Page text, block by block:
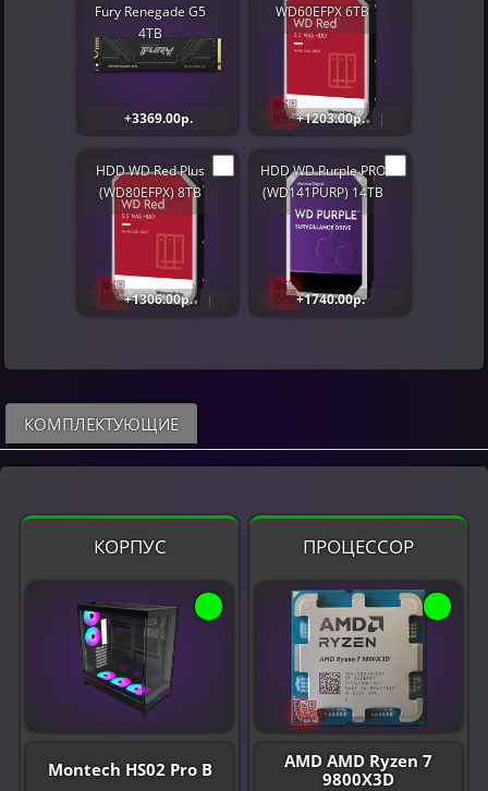
Fury Renegade G5
4TB
+3369.00р.
WD60EFPX 6TB
+1203.00р.
HDD WD Red Plus
(WD80EFPX) 8TB
+1306.00р.
HDD WD Purple PRO
(WD141PURP) 14TB
+1740.00р.
КОМПЛЕКТУЮЩИЕ
КОРПУС
Montech HS02 Pro B
ПРОЦЕССОР
AMD AMD Ryzen 7
9800X3D